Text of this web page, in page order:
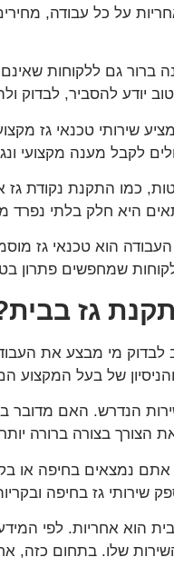
על כל עבודה,
ברור גם ללקוחות
יודע להסביר, לבדוק
שירותי טכנאי גז
לקבל מענה מקצועי
כמו התקנת נקודת גז
היא חלק בלתי נפרד
שמחפשים פתרון
גז
מי מבצע את
של בעל המקצוע
הנדרש. האם
הצורך בצורה ברורה
נמצאים בחיפה או
שירותי גז בחיפה
הוא אחריות. לפי
שלו. בתחום כזה,